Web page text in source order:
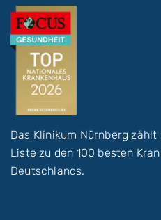
Das Klinikum Nürnberg zählt
Liste zu den 100 besten
Deutschlands.